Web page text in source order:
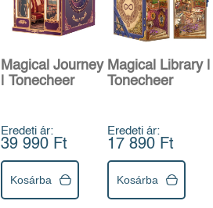
Magical Journey
| Tonecheer
Eredeti ár:
39 990 Ft
Kosárba
Magical Library |
Tonecheer
Eredeti ár:
17 890 Ft
Kosárba